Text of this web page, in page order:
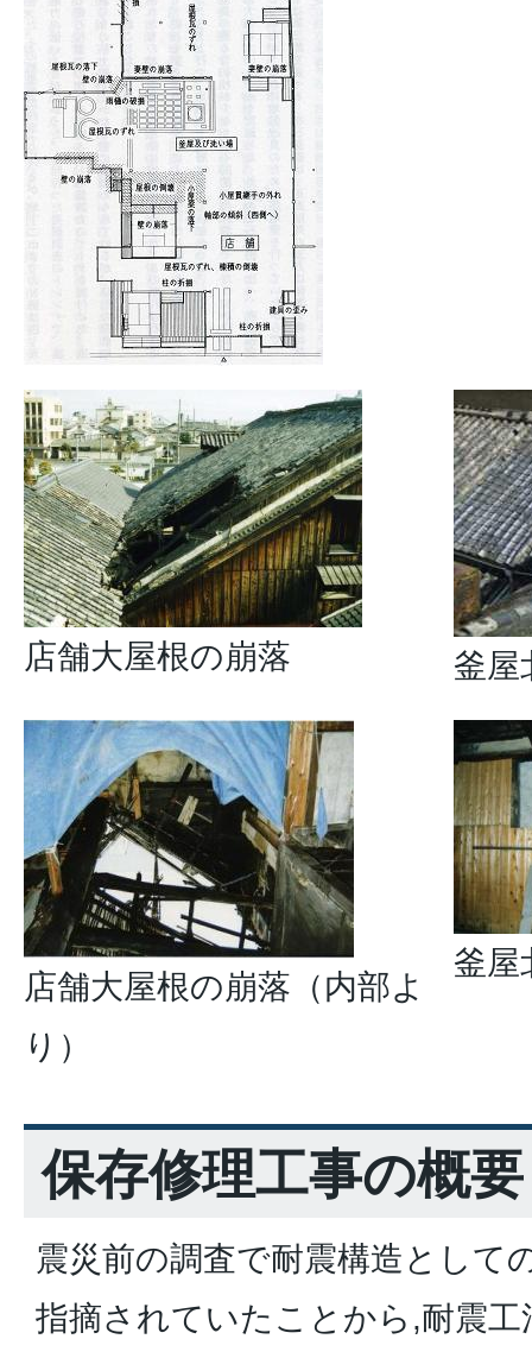
店舗大屋根の崩落 釜屋
店舗大屋根の崩落（内部よ
り）
釜屋
保存修理工事の概要
震災前の調査で耐震構造として
指摘されていたことから,耐震